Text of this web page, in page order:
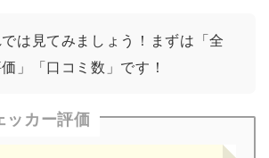
は見てみましょう！まずは「全
」「口コミ数」です！
ッカー評価